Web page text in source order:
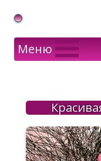
Gif Открытки в
Меню